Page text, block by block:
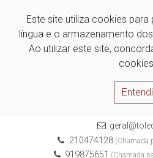
Este site utiliza cookies para
língua e o armazenamento
Ao utilizar este site,
Entendi
210474128(Chamada
919875651 (Chamada